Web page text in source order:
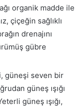
organik madde ile
çiçeğin sağlıklı
drenajını
gübre
güneşi seven bir
güneş ışığı
güneş ışığı,